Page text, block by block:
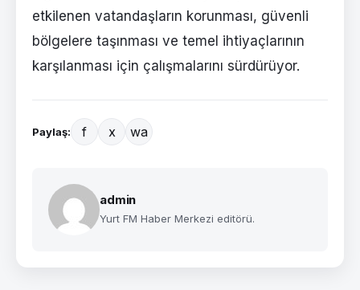
etkilenen vatandaşların korunması, güvenli
bölgelere taşınması ve temel ihtiyaçlarının
karşılanması için çalışmalarını sürdürüyor.
Paylaş: f x wa
admin
Yurt FM Haber Merkezi editörü.